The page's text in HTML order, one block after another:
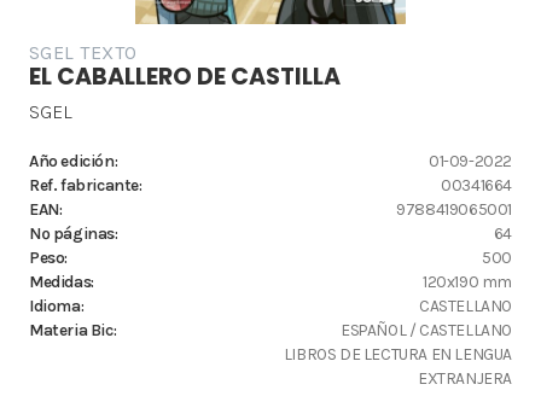
SGEL TEXTO
EL CABALLERO DE CASTILLA
SGEL
Año edición:
01-09-2022
Ref. fabricante:
00341664
EAN:
9788419065001
Nº páginas:
64
Peso:
500
Medidas:
120x190 mm
Idioma:
CASTELLANO
Materia Bic:
ESPAÑOL / CASTELLANO
LIBROS DE LECTURA EN LENGUA
EXTRANJERA